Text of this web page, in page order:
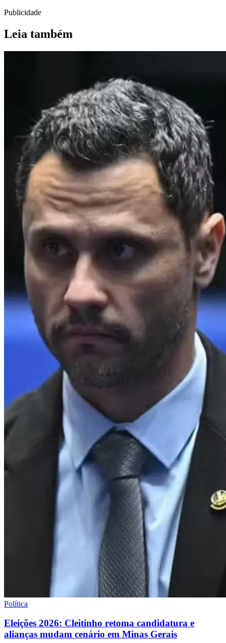
Publicidade
Leia também
Política
Eleições 2026: Cleitinho retoma candidatura e
alianças mudam cenário em Minas Gerais